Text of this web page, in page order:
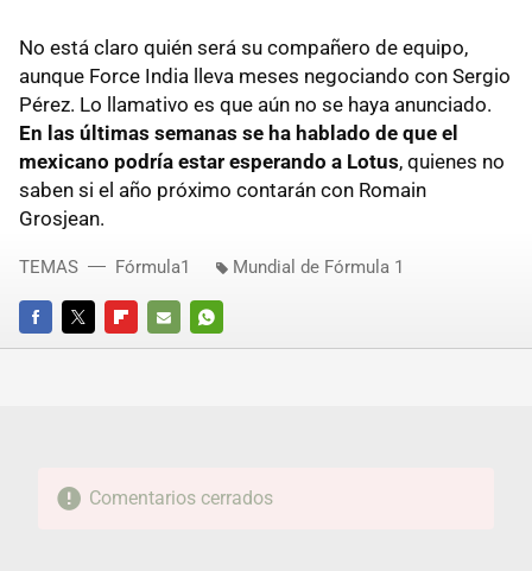
No está claro quién será su compañero de equipo,
aunque Force India lleva meses negociando con Sergio
Pérez. Lo llamativo es que aún no se haya anunciado.
En las últimas semanas se ha hablado de que el
mexicano podría estar esperando a Lotus, quienes no
saben si el año próximo contarán con Romain
Grosjean.
FACEBOOKTWITTERFLIPBOARD
E-
WHATSAPP
TEMAS Fórmula1 Mundial de Fórmula 1
Comentarios cerrados